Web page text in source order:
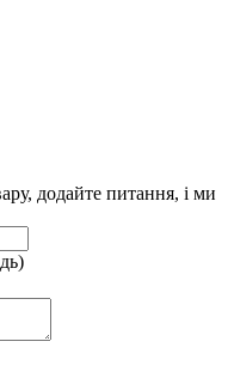
додайте питання, і ми